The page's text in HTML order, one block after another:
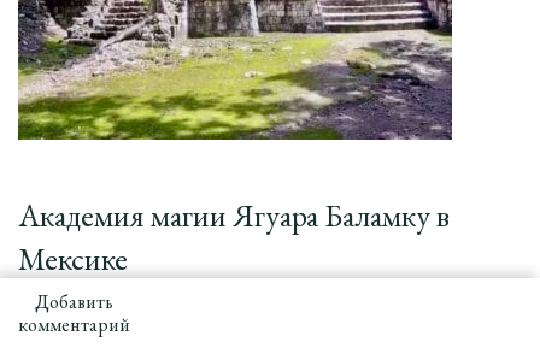
Добавить
комментарий
Академия магии Ягуара Баламку в
Мексике